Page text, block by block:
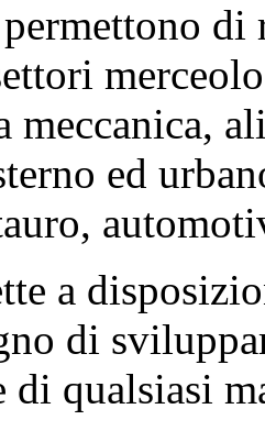
di
meccanica,
ed
a
di
di qualsiasi